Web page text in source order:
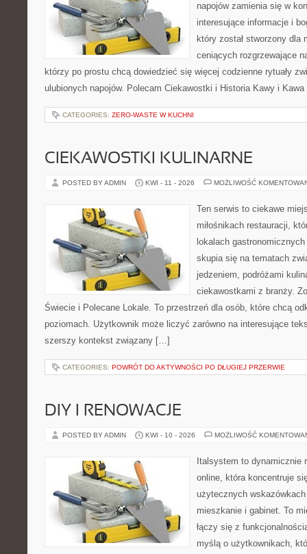
napojów zamienia się w
interesujące informacje i
który został stworzony dla
ceniących rozgrzewające
którzy po prostu chcą dowiedzieć się więcej codzienne rytuały
ulubionych napojów. Polecam Ciekawostki i Historia Kawy i
CATEGORIES: ZERO-WASTE W KUCHNI
CIEKAWOSTKI KULINARNE
POSTED BY ADMIN KWI - 11 - 2026 MOŻLIWOŚĆ
Ten serwis to ciekawe
miłośnikach restauracji,
lokalach
skupia się na tematach
jedzeniem, podróżami
ciekawostkami z branży.
Świecie i Polecane Lokale. To przestrzeń dla osób, które chcą
poziomach. Użytkownik może liczyć zarówno na interesujące
szerszy kontekst związany […]
CATEGORIES: POWRÓT DO AKTYWNOŚCI PO DŁUGIEJ PRZERWIE
DIY I RENOWACJE
POSTED BY ADMIN KWI - 10 - 2026 MOŻLIWOŚĆ
Italsystem to dynamicznie
online, która koncentruje
użytecznych
mieszkanie i gabinet. To
łączy się z
myślą o użytkownikach,